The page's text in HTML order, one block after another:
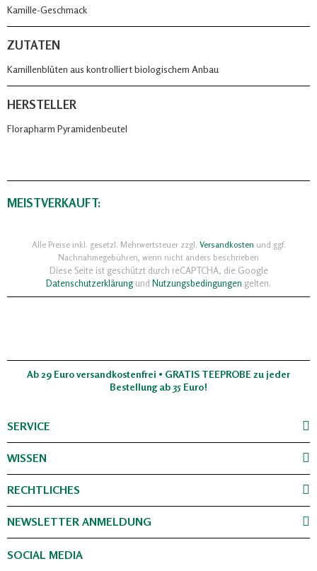
Kamille-Geschmack
ZUTATEN
Kamillenblüten aus kontrolliert biologischem Anbau
HERSTELLER
Florapharm Pyramidenbeutel
MEISTVERKAUFT:
Alle Preise inkl. gesetzl. Mehrwertsteuer zzgl. Versandkosten und ggf.
Nachnahmegebühren, wenn nicht anders beschrieben
Diese Seite ist geschützt durch reCAPTCHA, die Google
Datenschutzerklärungund Nutzungsbedingungen gelten.
Ab 29 Euro versandkostenfrei • GRATIS TEEPROBE zu jeder
Bestellung ab 35 Euro!
SERVICE
WISSEN
RECHTLICHES
NEWSLETTER ANMELDUNG
SOCIAL MEDIA